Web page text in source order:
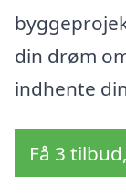
din drøm
indhente
Få 3